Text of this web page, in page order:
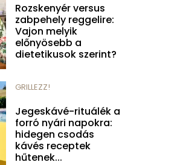
Rozskenyér versus
zabpehely reggelire:
Vajon melyik
előnyösebb a
dietetikusok szerint?
GRILLEZZ!
Jegeskávé-rituálék a
forró nyári napokra:
hidegen csodás
kávés receptek
hűtenek...